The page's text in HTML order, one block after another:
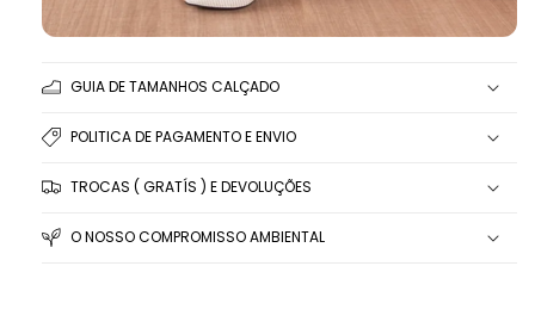
GUIA DE TAMANHOS CALÇADO
POLITICA DE PAGAMENTO E ENVIO
TROCAS ( GRATÍS ) E DEVOLUÇÕES
O NOSSO COMPROMISSO AMBIENTAL